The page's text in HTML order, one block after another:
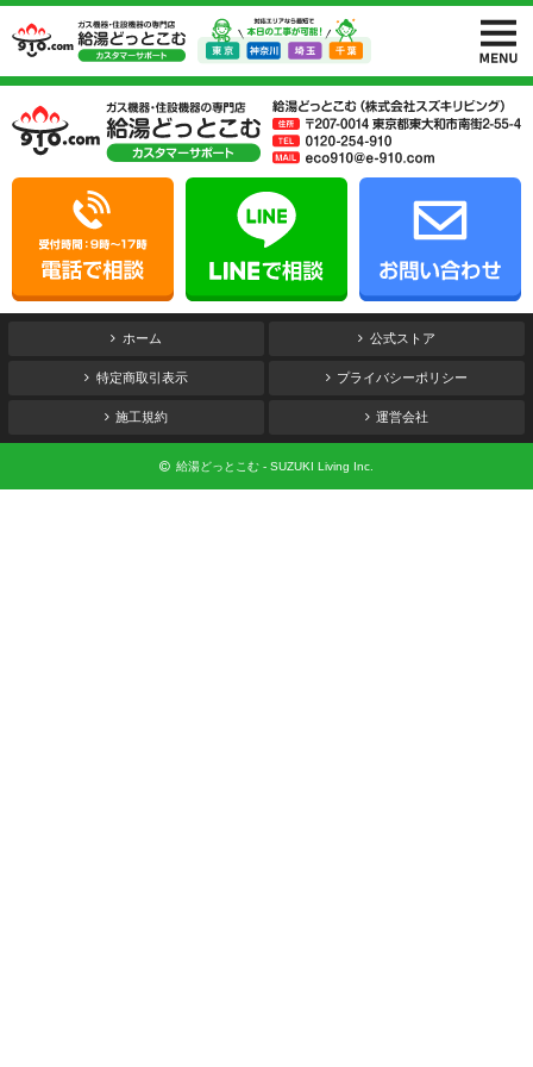
ホーム 公式ストア
特定商取引表示 プライバシーポリシー
施工規約 運営会社
給湯どっとこむ - SUZUKI Living Inc.